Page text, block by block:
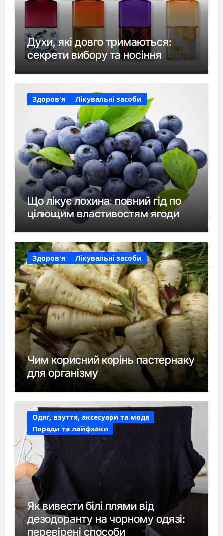
Духи, які довго тримаються:
секрети вибору та носіння
Здоров'я Лікувальні засоби
Що лікує лохина: повний гід по
цілющим властивостям ягоди
Здоров'я Лікувальні засоби
Чим корисний корінь пастернаку
для організму
Одяг, взуття, аксесуари та мода
Поради та лайфхаки
Як вивести білі плями від
дезодоранту на чорному одязі:
перевірені способи